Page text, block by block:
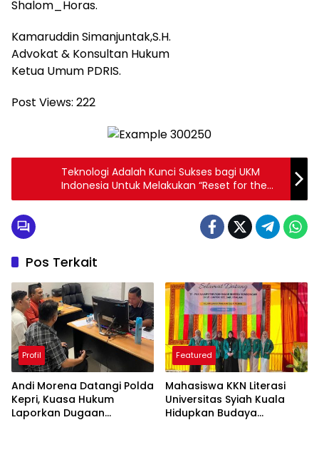
Shalom_Horas.
Kamaruddin Simanjuntak,S.H.
Advokat & Konsultan Hukum
Ketua Umum PDRIS.
Post Views: 222
Teknologi Adalah Kunci Sukses bagi UKM
Indonesia Untuk Melakukan “Reset for the
Rebound” Di Era Pasca Covid-19
Pos Terkait
Profil
Andi Morena Datangi Polda
Kepri, Kuasa Hukum
Laporkan Dugaan
Featured
Mahasiswa KKN Literasi
Universitas Syiah Kuala
Hidupkan Budaya